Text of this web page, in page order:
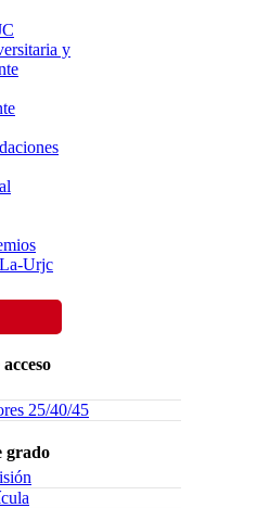
y
Urjc
25/40/45
grado